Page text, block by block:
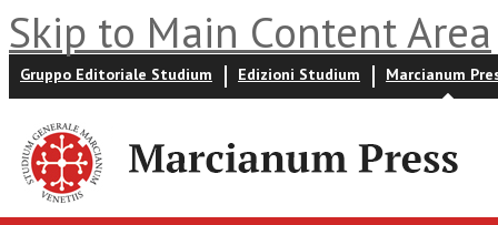
Skip to Main Content Area
Gruppo Editoriale Studium Edizioni Studium Marcianum